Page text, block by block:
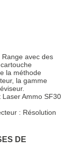
Range avec des
la méthode
la gamme
Ammo SF30
: Résolution
DE